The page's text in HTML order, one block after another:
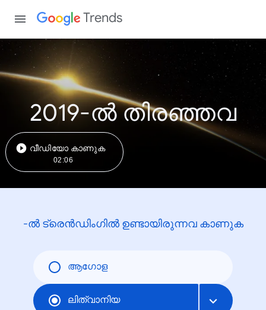
Trends
2019-ൽ തിരഞ്ഞവ
വീഡിയോ കാണുക
02:06
-ൽ ട്രെൻഡിംഗിൽ ഉണ്ടായിരുന്നവ കാണുക
ആഗോള
ലിത്വാനിയ